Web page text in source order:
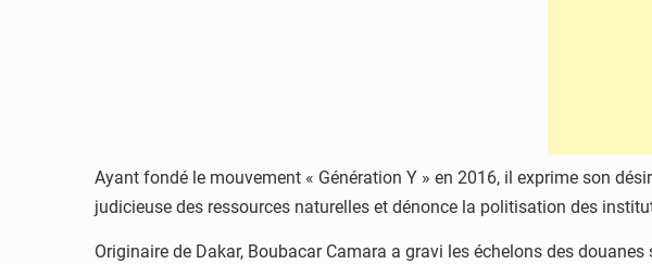
Ayant fondé le mouvement « Génération Y » en 2016, il exprime son
judicieuse des ressources naturelles et dénonce la politisation des
Originaire de Dakar, Boubacar Camara a gravi les échelons des